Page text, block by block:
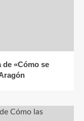
«Cómo se